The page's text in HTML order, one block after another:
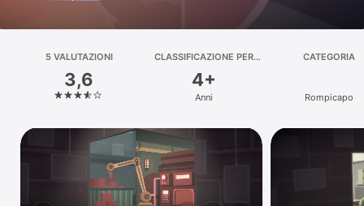
Arcade
Cerca
Piattaforma
5 VALUTAZIONI
3,6
CLASSIFICAZIONE PER
4+
Anni
CATEGORIA
Rompicapo